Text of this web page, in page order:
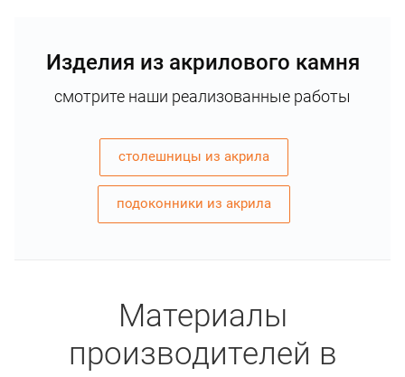
Изделия из акрилового камня
смотрите наши реализованные работы
столешницы из акрила
подоконники из акрила
Материалы
производителей в